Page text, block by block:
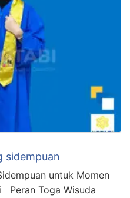
sidempuan
untuk Momen
Peran Toga Wisuda